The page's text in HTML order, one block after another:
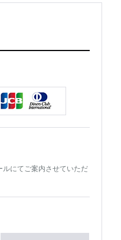
にてご案内させていただ